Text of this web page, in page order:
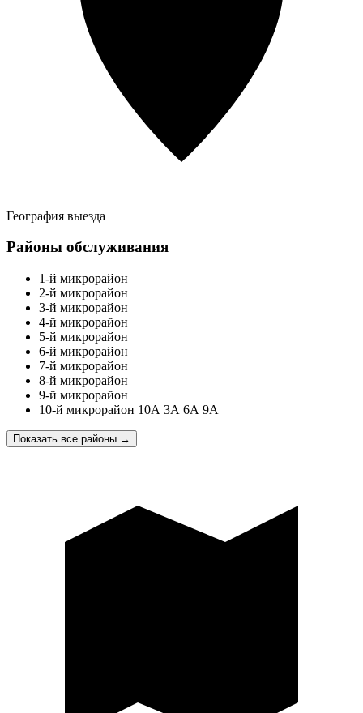
География выезда
Районы обслуживания
1-й микрорайон
2-й микрорайон
3-й микрорайон
4-й микрорайон
5-й микрорайон
6-й микрорайон
7-й микрорайон
8-й микрорайон
9-й микрорайон
10-й микрорайон 10А 3А 6А 9А
Показать все районы →